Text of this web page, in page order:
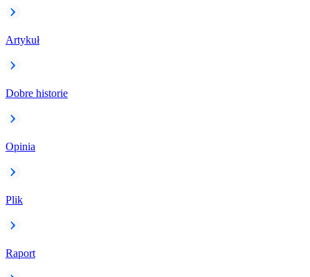
Artykuł
Dobre historie
Opinia
Plik
Raport